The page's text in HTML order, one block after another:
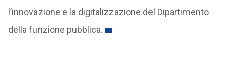
l’innovazione e la digitalizzazione del Dipartimento
della funzione pubblica.